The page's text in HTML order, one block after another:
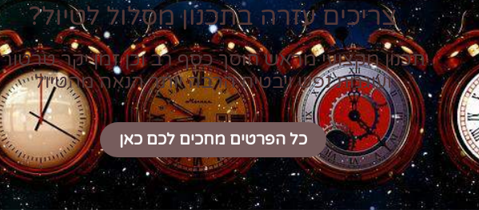
צריכים עזרה בתכנון מסלול לטיול?
תכנון מקצועי מראש חוסך כסף רב וכן זמן יקר טרטור
ועוגמת נפש ויבטיח הרבה יותר הנאה מהטיול
כל הפרטים מחכים לכם כאן